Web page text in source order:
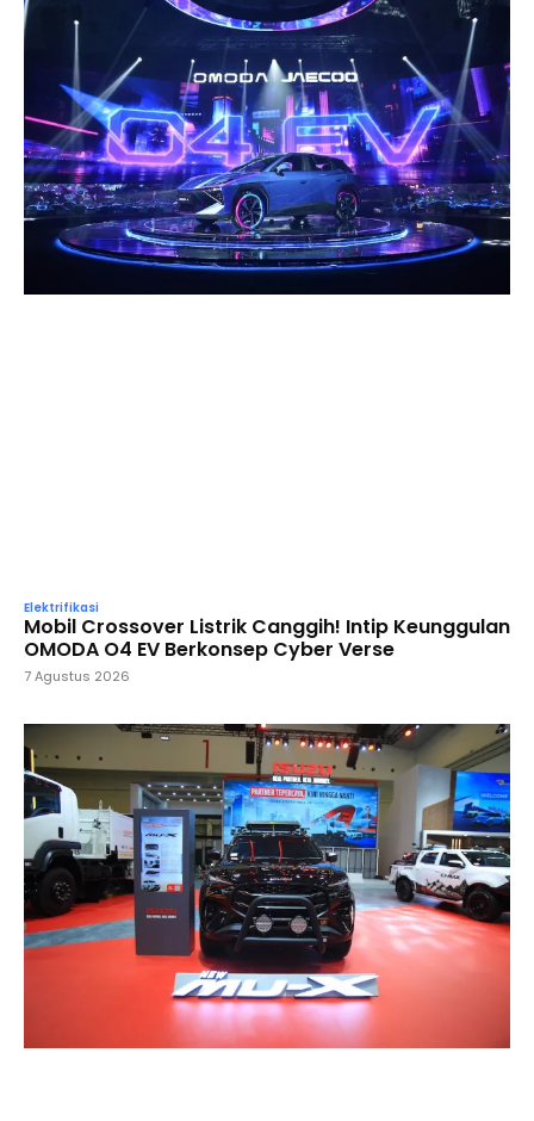
Elektrifikasi
Mobil Crossover Listrik Canggih! Intip Keunggulan
OMODA O4 EV Berkonsep Cyber Verse
7 Agustus 2026